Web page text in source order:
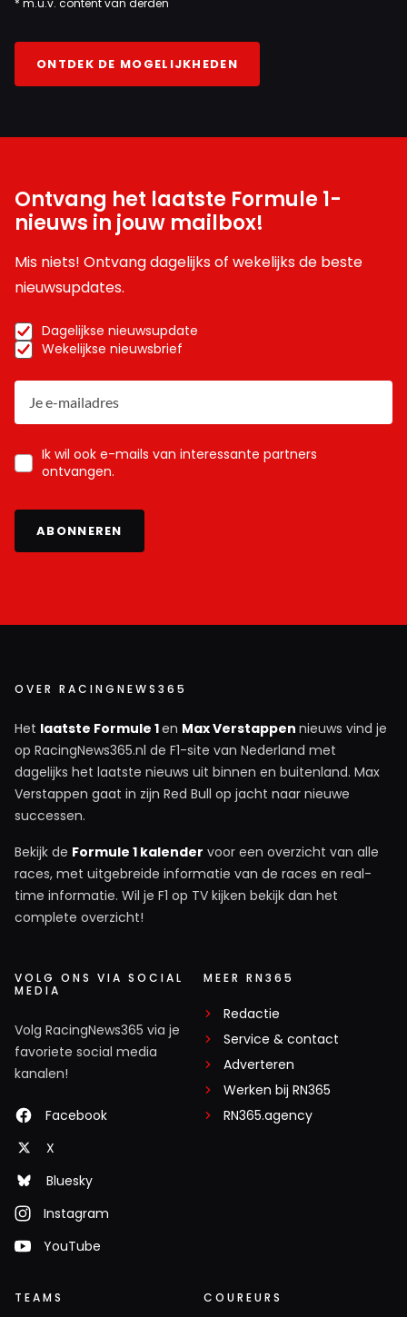
ONTDEK DE MOGELIJKHEDEN
Ontvang het laatste Formule 1-
nieuws in jouw mailbox!
Mis niets! Ontvang dagelijks of wekelijks de beste
nieuwsupdates.
Dagelijkse nieuwsupdate
Wekelijkse nieuwsbrief
Ik wil ook e-mails van interessante partners
ontvangen.
ABONNEREN
OVER RACINGNEWS365
Het laatste Formule 1en Max Verstappen nieuws vind je
op RacingNews365.nl de F1-site van Nederland met
dagelijks het laatste nieuws uit binnen en buitenland. Max
Verstappen gaat in zijn Red Bull op jacht naar nieuwe
successen.
Bekijk de Formule 1 kalender voor een overzicht van alle
races, met uitgebreide informatie van de races en real-
time informatie. Wil je F1 op TV kijken bekijk dan het
complete overzicht!
VOLG ONS VIA SOCIAL
MEDIA
Volg RacingNews365 via je
favoriete social media
kanalen!
Facebook
X
Bluesky
Instagram
YouTube
MEER RN365
Redactie
Service & contact
Adverteren
Werken bij RN365
RN365.agency
TEAMS COUREURS